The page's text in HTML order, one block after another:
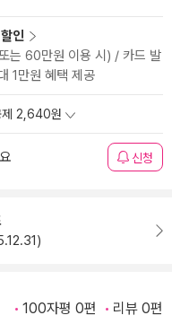
인
는 60만원 이용 시) / 카드 발
1만원 혜택 제공
제 2,640원
신청
100자평 0편 리뷰 0편